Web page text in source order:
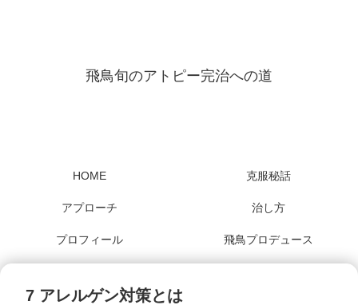
飛鳥旬のアトピー完治への道
HOME 克服秘話
アプローチ 治し方
プロフィール 飛鳥プロデュース
7 アレルゲン対策とは